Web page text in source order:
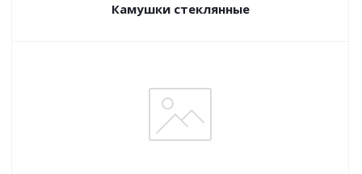
Камушки стеклянные